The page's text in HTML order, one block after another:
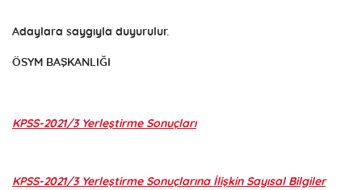
Adaylara saygıyla duyurulur.
ÖSYM BAŞKANLIĞI
KPSS-2021/3 Yerleştirme Sonuçları
KPSS-2021/3 Yerleştirme Sonuçlarına İlişkin Sayısal Bilgiler